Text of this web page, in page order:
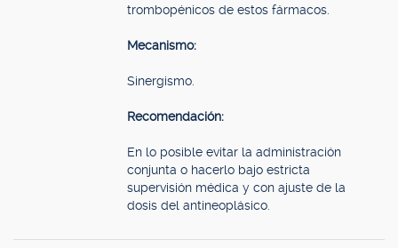
trombopénicos de estos fármacos.
Mecanismo:
Sinergismo.
Recomendación:
En lo posible evitar la administración
conjunta o hacerlo bajo estricta
supervisión médica y con ajuste de la
dosis del antineoplásico.